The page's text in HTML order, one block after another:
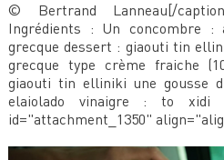
© Bertrand Lanneau[/
Ingrédients : Un concombre
grecque dessert : giaouti tin
grecque type crème fraiche
giaouti tin elliniki une gousse
elaiolado vinaigre : to xidi
id="attachment_1350"